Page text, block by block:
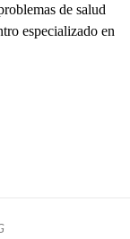
de salud
especializado en